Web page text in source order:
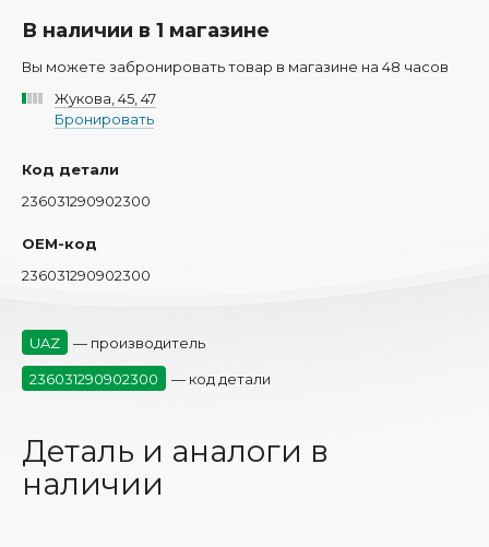
В наличии в 1 магазине
Вы можете забронировать товар в магазине на 48 часов
Жукова, 45, 47
Бронировать
Код детали
236031290902300
OEM-код
236031290902300
UAZ — производитель
236031290902300 — код детали
Деталь и аналоги в
наличии